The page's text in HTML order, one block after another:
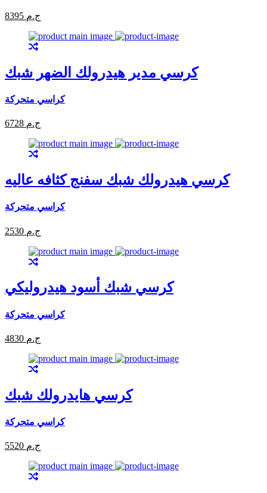
8395 ج.م
كرسي مدير هيدرولك الضهر شبك
كراسي متحركة
6728 ج.م
كرسي هيدرولك شبك سفنج كثافه عاليه
كراسي متحركة
2530 ج.م
كرسي شبك أسود هيدروليكي
كراسي متحركة
4830 ج.م
كرسي هايدرولك شبك
كراسي متحركة
5520 ج.م